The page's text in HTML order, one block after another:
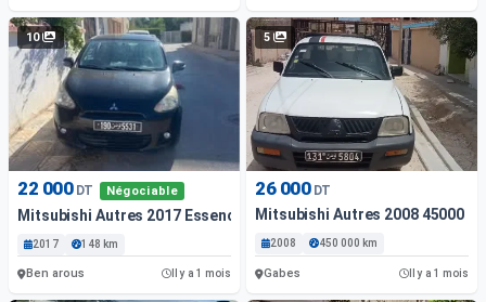
10
22 000 DT Négociable
Mitsubishi Autres 2017 Essence 148 Km Ben Arous
2017 148 km
Ben arous Il y a 1 mois
5
26 000 DT
Mitsubishi Autres 2008 45000
2008 450 000 km
Gabes Il y a 1 mois